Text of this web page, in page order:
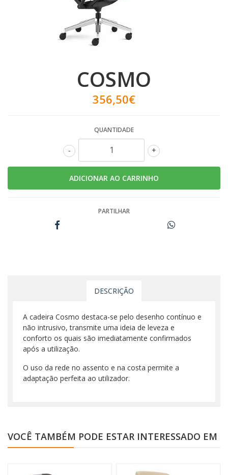
COSMO
356,50€
QUANTIDADE
+
-
PARTILHAR
DESCRIÇÃO
A cadeira Cosmo destaca-se pelo desenho contínuo e
não intrusivo, transmite uma ideia de leveza e
conforto os quais são imediatamente confirmados
após a utilização.
O uso da rede no assento e na costa permite a
adaptação perfeita ao utilizador.
VOCÊ TAMBÉM PODE ESTAR INTERESSADO EM